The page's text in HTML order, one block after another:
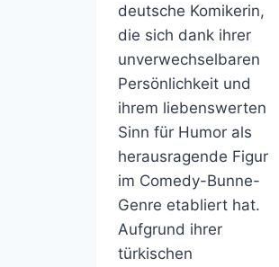
deutsche Komikerin,
die sich dank ihrer
unverwechselbaren
Persönlichkeit und
ihrem liebenswerten
Sinn für Humor als
herausragende Figur
im Comedy-Bunne-
Genre etabliert hat.
Aufgrund ihrer
türkischen